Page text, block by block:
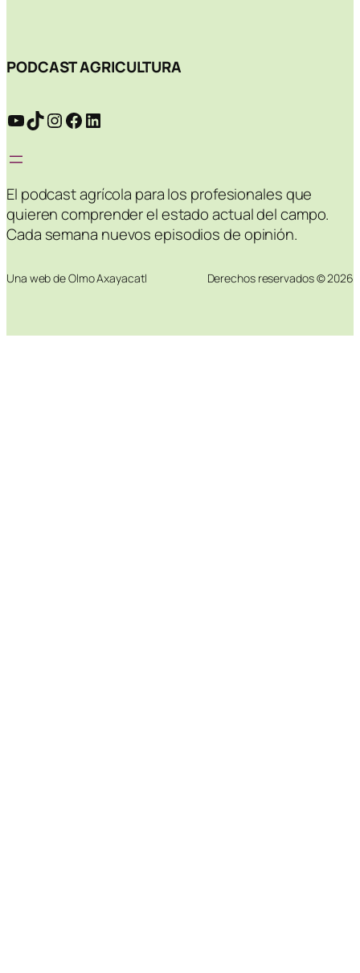
PODCAST AGRICULTURA
YouTube
TikTok
Instagram
Facebook
LinkedIn
El podcast agrícola para los profesionales que
quieren comprender el estado actual del campo.
Cada semana nuevos episodios de opinión.
Una web de Olmo Axayacatl Derechos reservados © 2026